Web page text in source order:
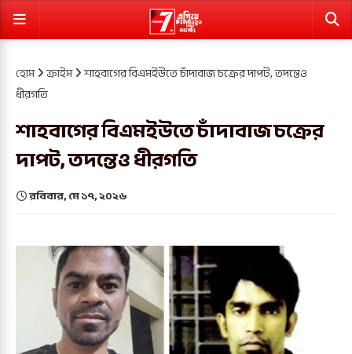
হোম ক্রাইম শাহবাগের বিএমইউতে চাঁদাবাজ চক্রের দাপট, তদন্তেও
ধীরগতি
শাহবাগের বিএমইউতে চাঁদাবাজ চক্রের
দাপট, তদন্তেও ধীরগতি
রবিবার, মে ১৭, ২০২৬